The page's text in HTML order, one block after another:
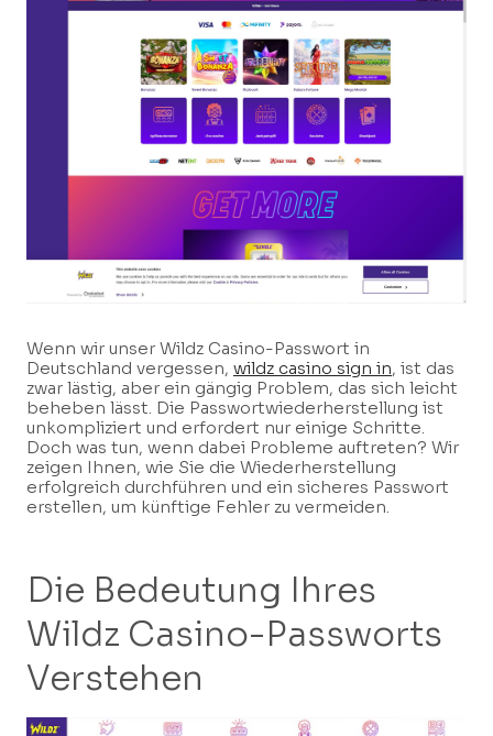
Wenn wir unser Wildz Casino-Passwort in
Deutschland vergessen, wildz casino sign in, ist das
zwar lästig, aber ein gängig Problem, das sich leicht
beheben lässt. Die Passwortwiederherstellung ist
unkompliziert und erfordert nur einige Schritte.
Doch was tun, wenn dabei Probleme auftreten? Wir
zeigen Ihnen, wie Sie die Wiederherstellung
erfolgreich durchführen und ein sicheres Passwort
erstellen, um künftige Fehler zu vermeiden.
Die Bedeutung Ihres
Wildz Casino-Passworts
Verstehen